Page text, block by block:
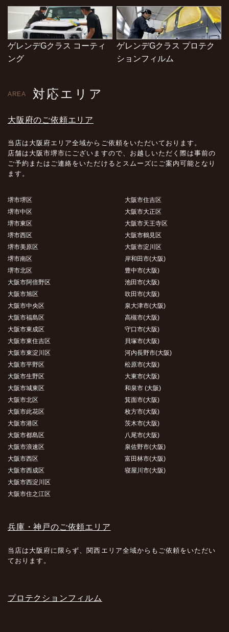
ゲレンデGクラス コーティ
ング
ゲレンデGクラス プロテク
ションフィルム
AREA 対応エリア
大阪府のご依頼エリア
当店は大阪府エリア全域からご依頼をいただいております。
店舗は大阪市堺市にございますので、お越しいただく際は事前の
ご予約またはご連絡をいただけるとスムーズにご案内可能となり
ます。
堺市堺区
堺市中区
堺市東区
堺市西区
堺市美原区
堺市南区
堺市北区
大阪市阿倍野区
大阪市旭区
大阪市中央区
大阪市福島区
大阪市東成区
大阪市東住吉区
大阪市東淀川区
大阪市平野区
大阪市生野区
大阪市城東区
大阪市北区
大阪市此花区
大阪市港区
大阪市都島区
大阪市浪速区
大阪市西区
大阪市西成区
大阪市西淀川区
大阪市住之江区
大阪市住吉区
大阪市大正区
大阪市天王寺区
大阪市鶴見区
大阪市淀川区
岸和田市(大阪)
豊中市(大阪)
池田市(大阪)
吹田市(大阪)
泉大津市(大阪)
高槻市(大阪)
守口市(大阪)
貝塚市(大阪)
河内長野市(大阪)
松原市(大阪)
大東市(大阪)
和泉市 (大阪)
箕面市(大阪)
枚方市(大阪)
茨木市(大阪)
八尾市(大阪)
泉佐野市(大阪)
富田林市(大阪)
寝屋川市(大阪)
兵庫・神戸のご依頼エリア
当店は大阪府に限らず、関西エリア全域からもご依頼をいただい
ております。
プロテクションフィルム